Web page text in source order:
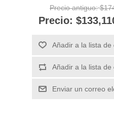
Precio antiguo:
Precio:
Añadir a la lista de
Añadir a la lista de
Enviar un correo